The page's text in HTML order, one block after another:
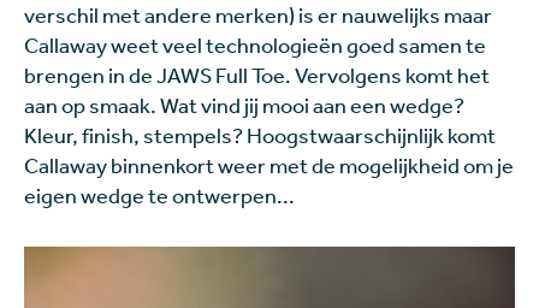
verschil met andere merken) is er nauwelijks maar
Callaway weet veel technologieën goed samen te
brengen in de JAWS Full Toe. Vervolgens komt het
aan op smaak. Wat vind jij mooi aan een wedge?
Kleur, finish, stempels? Hoogstwaarschijnlijk komt
Callaway binnenkort weer met de mogelijkheid om je
eigen wedge te ontwerpen...